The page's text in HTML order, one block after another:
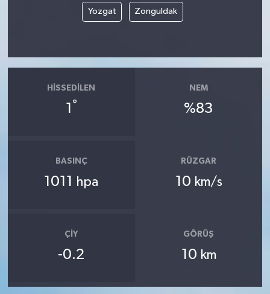
Yozgat Zonguldak
HISSEDILEN
1 °
NEM
%83
BASINÇ
1011 hpa
RÜZGAR
10 km/s
ÇIY
-0.2
GÖRÜŞ
10 km